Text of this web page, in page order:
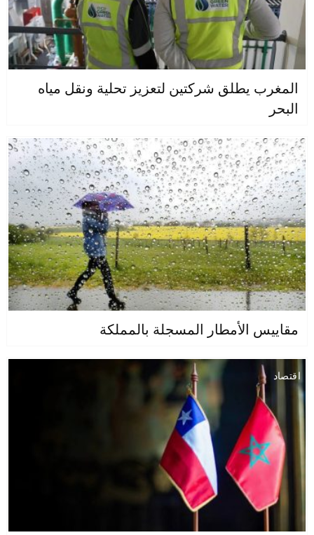
المغرب يطلق شركتين لتعزيز تحلية ونقل مياه
البحر
جهات
مقاييس الأمطار المسجلة بالمملكة
اقتصاد